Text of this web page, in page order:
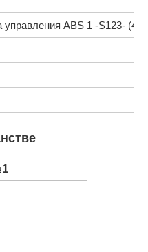
управления ABS 1 -S123-